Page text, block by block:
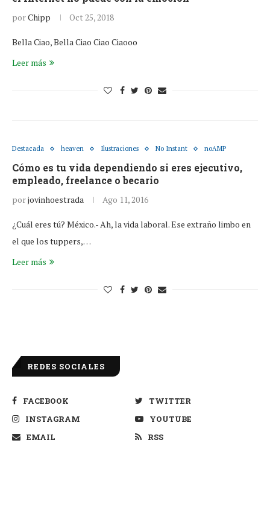
porChipp Oct 25, 2018
Bella Ciao, Bella Ciao Ciao Ciaooo
Leer más
Destacada heaven Ilustraciones No Instant noAMP
Cómo es tu vida dependiendo si eres ejecutivo,
empleado, freelance o becario
porjovinhoestrada Ago 11, 2016
¿Cuál eres tú? México.- Ah, la vida laboral. Ese extraño limbo en
el que los tuppers,…
Leer más
REDES SOCIALES
FACEBOOK
TWITTER
INSTAGRAM
YOUTUBE
EMAIL
RSS